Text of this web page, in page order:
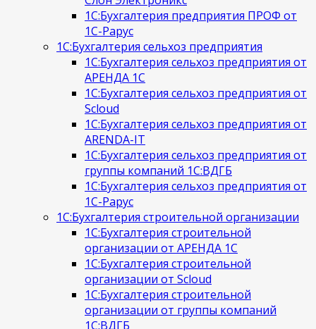
1С:Бухгалтерия предприятия ПРОФ от
1С-Рарус
1С:Бухгалтерия сельхоз предприятия
1С:Бухгалтерия сельхоз предприятия от
АРЕНДА 1С
1С:Бухгалтерия сельхоз предприятия от
Scloud
1С:Бухгалтерия сельхоз предприятия от
ARENDA-IT
1С:Бухгалтерия сельхоз предприятия от
группы компаний 1С:ВДГБ
1С:Бухгалтерия сельхоз предприятия от
1С-Рарус
1С:Бухгалтерия строительной организации
1С:Бухгалтерия строительной
организации от АРЕНДА 1С
1С:Бухгалтерия строительной
организации от Scloud
1С:Бухгалтерия строительной
организации от группы компаний
1С:ВДГБ